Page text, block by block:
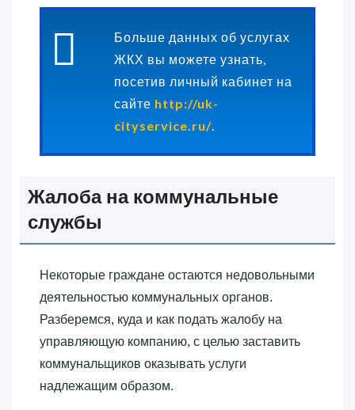
Больше данных об услугах
ЖКХ вы можете узнать,
посетив личный кабинет на
сайте http://uk-
cityservice.ru/
Жалоба на коммунальные
службы
Некоторые граждане остаются недовольными
деятельностью коммунальных органов.
Разберемся, куда и как подать жалобу на
управляющую компанию, с целью заставить
коммунальщиков оказывать услуги
надлежащим образом.